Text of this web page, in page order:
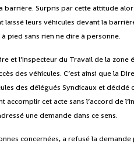
barrière. Surpris par cette attitude
laissé leurs véhicules devant la
pied sans rien ne dire à personne.
et l’Inspecteur du Travail de la
des véhicules. C’est ainsi que la
des délégués Syndicaux et décidé
cet acte sans l’accord de
une demande dans ce sens.
concernées, a refusé la